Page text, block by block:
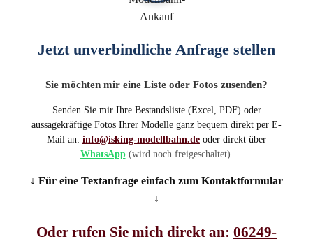
Jetzt unverbindliche Anfrage stellen
Sie möchten mir eine Liste oder Fotos zusenden?
Senden Sie mir Ihre Bestandsliste (Excel, PDF) oder
aussagekräftige Fotos Ihrer Modelle ganz bequem direkt per E-
Mail an: info@isking-modellbahn.de oder direkt über
WhatsApp(wird noch freigeschaltet).
↓ Für eine Textanfrage einfach zum Kontaktformular
↓
Oder rufen Sie mich direkt an: 06249-